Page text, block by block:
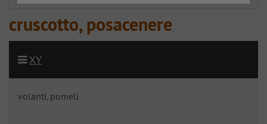
cruscotto, posacenere
XY
volanti, pomeli